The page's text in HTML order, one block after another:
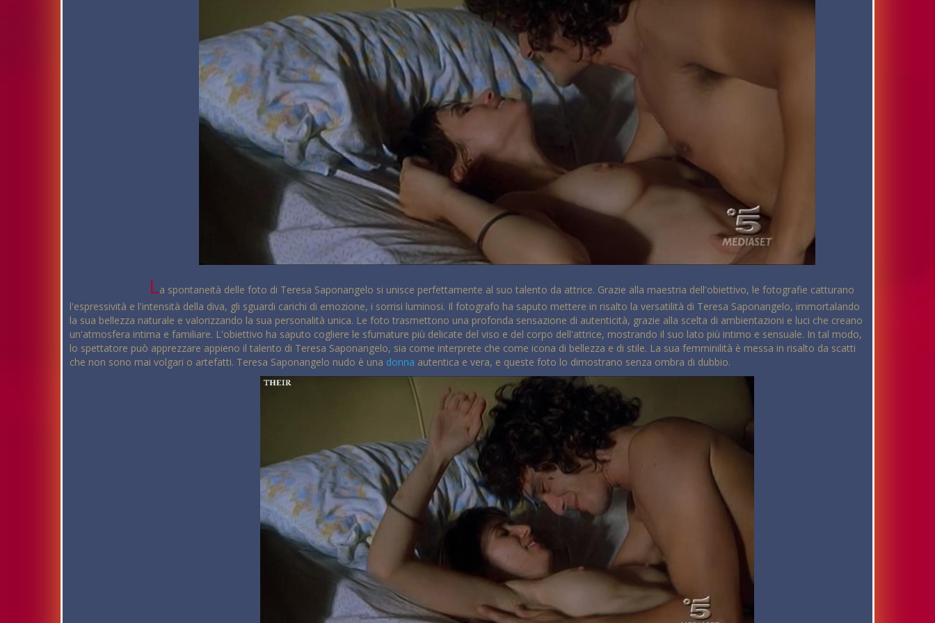
La spontaneità delle foto di Teresa Saponangelo si unisce perfettamente al suo talento da attrice. Grazie alla maestria dell'obiettivo, le fotografie catturano
l'espressività e l'intensità della diva, gli sguardi carichi di emozione, i sorrisi luminosi. Il fotografo ha saputo mettere in risalto la versatilità di Teresa Saponangelo, immortalando
la sua bellezza naturale e valorizzando la sua personalità unica. Le foto trasmettono una profonda sensazione di autenticità, grazie alla scelta di ambientazioni e luci che creano
un'atmosfera intima e familiare. L'obiettivo ha saputo cogliere le sfumature più delicate del viso e del corpo dell'attrice, mostrando il suo lato più intimo e sensuale. In tal modo,
lo spettatore può apprezzare appieno il talento di Teresa Saponangelo, sia come interprete che come icona di bellezza e di stile. La sua femminilità è messa in risalto da scatti
che non sono mai volgari o artefatti. Teresa Saponangelo nudo è una donna autentica e vera, e queste foto lo dimostrano senza ombra di dubbio.